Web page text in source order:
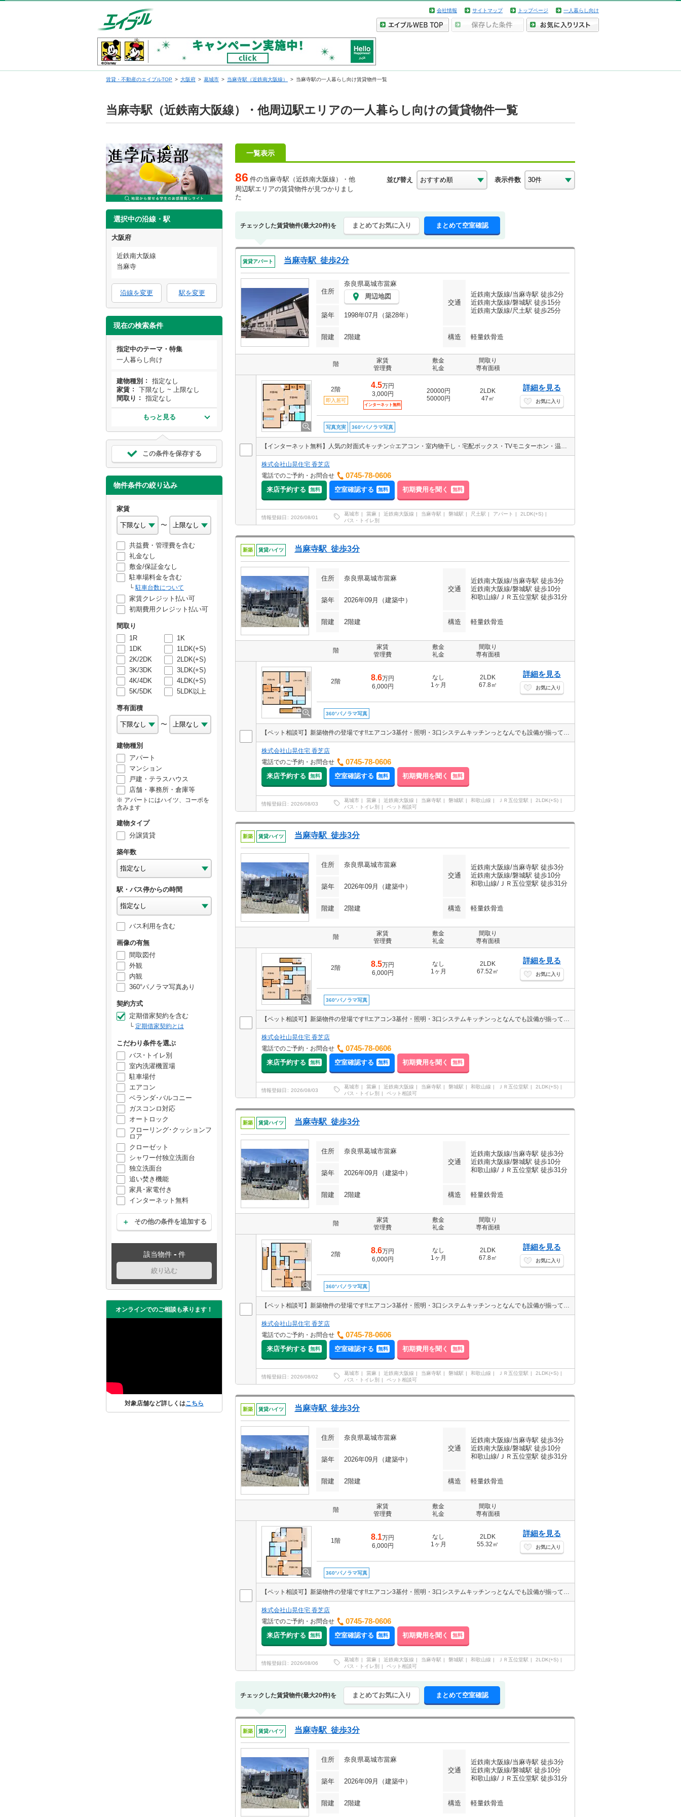
会社情報 サイトマップ トップページ 一人暮らし向け
賃貸・不動産のエイブルTOP 大阪府 葛城市 当麻寺駅（近鉄南大阪線） 当麻寺駅の一人暮らし向け賃貸物件一覧
当麻寺駅（近鉄南大阪線）・他周辺駅エリアの一人暮らし向けの賃貸物件一覧
選択中の沿線・駅
大阪府
近鉄南大阪線
当麻寺
沿線を変更 駅を変更
現在の検索条件
指定中のテーマ・特集
一人暮らし向け
建物種別
指定なし
家賃
下限なし ~ 上限なし
間取り
指定なし
もっと見る
この条件を保存する
物件条件の絞り込み
家賃
〜
共益費・管理費を含む
礼金なし
敷金/保証金なし
駐車場料金を含む
駐車台数について
家賃クレジット払い可
初期費用クレジット払い可
間取り
1R
1K
1DK
1LDK(+S)
2K/2DK
2LDK(+S)
3K/3DK
3LDK(+S)
4K/4DK
4LDK(+S)
5K/5DK
5LDK以上
専有面積
〜
建物種別
アパート
マンション
戸建・テラスハウス
店舗・事務所・倉庫等
アパートにはハイツ、コーポを
含みます
建物タイプ
分譲賃貸
築年数
駅・バス停からの時間
バス利用を含む
画像の有無
間取図付
外観
内観
360°パノラマ写真あり
契約方式
定期借家契約を含む
定期借家契約とは
こだわり条件を選ぶ
バス･トイレ別
室内洗濯機置場
駐車場付
エアコン
ベランダ･バルコニー
ガスコンロ対応
オートロック
フローリング･クッションフ
ロア
クローゼット
シャワー付独立洗面台
独立洗面台
追い焚き機能
家具･家電付き
インターネット無料
その他の条件を追加する
該当物件 - 件
絞り込む
オンラインでのご相談も承ります！
対象店舗など詳しくはこちら
一覧表示
86 件の当麻寺駅（近鉄南大阪線）・他
周辺駅エリアの賃貸物件が見つかりまし
た
並び替え 表示件数
チェックした賃貸物件(最大20件)を まとめてお気に入り まとめて空室確認
賃貸アパート 当麻寺駅 徒歩2分
住所
奈良県葛城市當麻
周辺地図
交通
近鉄南大阪線/当麻寺駅 徒歩2分
近鉄南大阪線/磐城駅 徒歩15分
近鉄南大阪線/尺土駅 徒歩25分
築年 1998年07月（築28年）
階建 2階建 構造 軽量鉄骨造
階
家賃
管理費
敷金
礼金
間取り
専有面積
2階
即入居可
4.5万円
3,000円
インターネット無料
20000円
50000円
2LDK
47㎡
詳細を見る
お気に入り
写真充実 360°パノラマ写真
【インターネット無料】人気の対面式キッチン☆エアコン・室内物干し・宅配ボックス・TVモニターホン・温水洗浄便座等快適設備が満載です♪ガスは嬉しい都市ガス仕様♪防犯カメラもあり安心ですよね♪
株式会社山晃住宅 香芝店
電話でのご予約・お問合せ
0745-78-0606
来店予約する 無料 空室確認する 無料 初期費用を聞く 無料
情報登録日 2026/08/01
葛城市 當麻 近鉄南大阪線 当麻寺駅 磐城駅 尺土駅 アパート
2LDK(+S)
バス・トイレ別
新築 賃貸ハイツ 当麻寺駅 徒歩3分
住所
奈良県葛城市當麻
交通
近鉄南大阪線/当麻寺駅 徒歩3分
近鉄南大阪線/磐城駅 徒歩10分
和歌山線/ＪＲ五位堂駅 徒歩31分
築年 2026年09月（建築中）
階建 2階建 構造 軽量鉄骨造
階
家賃
管理費
敷金
礼金
間取り
専有面積
2階 8.6万円
6,000円
なし
1ヶ月
2LDK
67.8㎡
詳細を見る
お気に入り
360°パノラマ写真
【ペット相談可】新築物件の登場です!!エアコン3基付・照明・3口システムキッチンっとなんでも設備が揃っています♪駅からもとっても近いので便利♪収納も各部屋にあって新婚様ファミリー様におすすめのお部屋♪
株式会社山晃住宅 香芝店
電話でのご予約・お問合せ
0745-78-0606
来店予約する 無料 空室確認する 無料 初期費用を聞く 無料
情報登録日 2026/08/03
葛城市 當麻 近鉄南大阪線 当麻寺駅 磐城駅 和歌山線 ＪＲ五位堂駅
2LDK(+S)
バス・トイレ別
ペット相談可
新築 賃貸ハイツ 当麻寺駅 徒歩3分
住所
奈良県葛城市當麻
交通
近鉄南大阪線/当麻寺駅 徒歩3分
近鉄南大阪線/磐城駅 徒歩10分
和歌山線/ＪＲ五位堂駅 徒歩31分
築年 2026年09月（建築中）
階建 2階建 構造 軽量鉄骨造
階
家賃
管理費
敷金
礼金
間取り
専有面積
2階 8.5万円
6,000円
なし
1ヶ月
2LDK
67.52㎡
詳細を見る
お気に入り
360°パノラマ写真
【ペット相談可】新築物件の登場です!!エアコン3基付・照明・3口システムキッチンっとなんでも設備が揃っています♪駅からもとっても近いので便利♪収納も各部屋にあって新婚様ファミリー様におすすめのお部屋♪
株式会社山晃住宅 香芝店
電話でのご予約・お問合せ
0745-78-0606
来店予約する 無料 空室確認する 無料 初期費用を聞く 無料
情報登録日 2026/08/03
葛城市 當麻 近鉄南大阪線 当麻寺駅 磐城駅 和歌山線 ＪＲ五位堂駅
2LDK(+S)
バス・トイレ別
ペット相談可
新築 賃貸ハイツ 当麻寺駅 徒歩3分
住所
奈良県葛城市當麻
交通
近鉄南大阪線/当麻寺駅 徒歩3分
近鉄南大阪線/磐城駅 徒歩10分
和歌山線/ＪＲ五位堂駅 徒歩31分
築年 2026年09月（建築中）
階建 2階建 構造 軽量鉄骨造
階
家賃
管理費
敷金
礼金
間取り
専有面積
2階 8.6万円
6,000円
なし
1ヶ月
2LDK
67.8㎡
詳細を見る
お気に入り
360°パノラマ写真
【ペット相談可】新築物件の登場です!!エアコン3基付・照明・3口システムキッチンっとなんでも設備が揃っています♪駅からもとっても近いので便利♪収納も各部屋にあって新婚様ファミリー様におすすめのお部屋♪
株式会社山晃住宅 香芝店
電話でのご予約・お問合せ
0745-78-0606
来店予約する 無料 空室確認する 無料 初期費用を聞く 無料
情報登録日 2026/08/02
葛城市 當麻 近鉄南大阪線 当麻寺駅 磐城駅 和歌山線 ＪＲ五位堂駅
2LDK(+S)
バス・トイレ別
ペット相談可
新築 賃貸ハイツ 当麻寺駅 徒歩3分
住所
奈良県葛城市當麻
交通
近鉄南大阪線/当麻寺駅 徒歩3分
近鉄南大阪線/磐城駅 徒歩10分
和歌山線/ＪＲ五位堂駅 徒歩31分
築年 2026年09月（建築中）
階建 2階建 構造 軽量鉄骨造
階
家賃
管理費
敷金
礼金
間取り
専有面積
1階 8.1万円
6,000円
なし
1ヶ月
2LDK
55.32㎡
詳細を見る
お気に入り
360°パノラマ写真
【ペット相談可】新築物件の登場です!!エアコン3基付・照明・3口システムキッチンっとなんでも設備が揃っています♪駅からもとっても近いので便利♪収納も各部屋にあって新婚様ファミリー様におすすめのお部屋♪
株式会社山晃住宅 香芝店
電話でのご予約・お問合せ
0745-78-0606
来店予約する 無料 空室確認する 無料 初期費用を聞く 無料
情報登録日 2026/08/06
葛城市 當麻 近鉄南大阪線 当麻寺駅 磐城駅 和歌山線 ＪＲ五位堂駅
2LDK(+S)
バス・トイレ別
ペット相談可
チェックした賃貸物件(最大20件)を まとめてお気に入り まとめて空室確認
新築 賃貸ハイツ 当麻寺駅 徒歩3分
住所
奈良県葛城市當麻
交通
近鉄南大阪線/当麻寺駅 徒歩3分
近鉄南大阪線/磐城駅 徒歩10分
和歌山線/ＪＲ五位堂駅 徒歩31分
築年 2026年09月（建築中）
階建 2階建 構造 軽量鉄骨造